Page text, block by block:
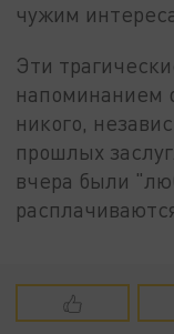
чужим
Эти
напоминанием
никого,
прошлых
вчера были